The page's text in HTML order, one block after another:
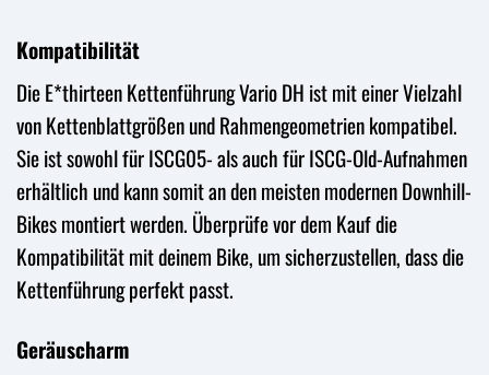
Kompatibilität
Die E*thirteen Kettenführung Vario DH ist mit einer Vielzahl
von Kettenblattgrößen und Rahmengeometrien kompatibel.
Sie ist sowohl für ISCG05- als auch für ISCG-Old-Aufnahmen
erhältlich und kann somit an den meisten modernen Downhill-
Bikes montiert werden. Überprüfe vor dem Kauf die
Kompatibilität mit deinem Bike, um sicherzustellen, dass die
Kettenführung perfekt passt.
Geräuscharm